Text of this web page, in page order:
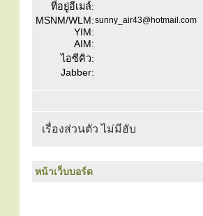
ที่อยู่อีเมล์:
MSNM/WLM:sunny_air43@hotmail.com
YIM:
AIM:
ไอซีคิว:
Jabber:
เรื่องส่วนตัว ไม่มีฮับ
หน้าเว็บบอร์ด